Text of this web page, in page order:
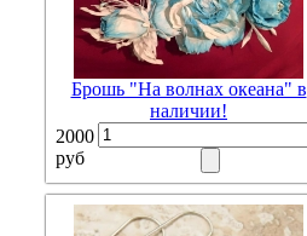
Брошь "На волнах океана" в
наличии!
2000
руб